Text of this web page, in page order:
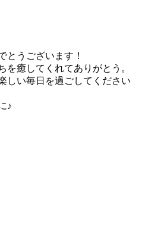
とうございます！
を癒してくれてありがとう。
しい毎日を過ごしてください
♪